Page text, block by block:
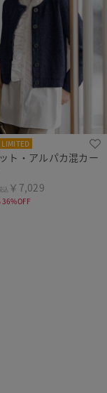
LIMITED
ト・アルパカ混カー
込 ￥7,029